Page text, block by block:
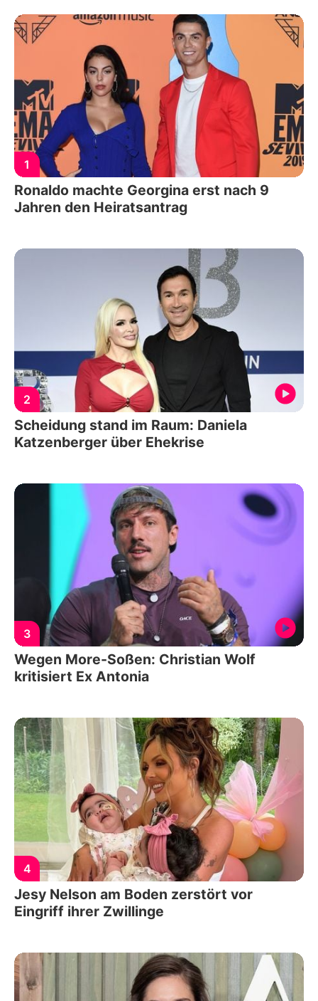
1
Ronaldo machte Georgina erst nach 9
Jahren den Heiratsantrag
2
Scheidung stand im Raum: Daniela
Katzenberger über Ehekrise
3
Wegen More-Soßen: Christian Wolf
kritisiert Ex Antonia
4
Jesy Nelson am Boden zerstört vor
Eingriff ihrer Zwillinge